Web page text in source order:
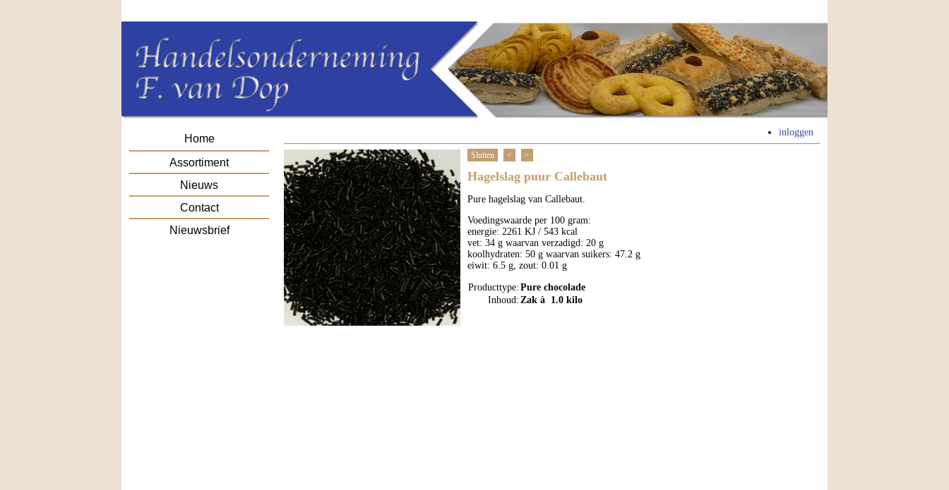
inloggen
Sluiten < >
Hagelslag puur Callebaut
Pure hagelslag van Callebaut.
Voedingswaarde per 100 gram:
energie: 2261 KJ / 543 kcal
vet: 34 g waarvan verzadigd: 20 g
koolhydraten: 50 g waarvan suikers: 47.2 g
eiwit: 6.5 g, zout: 0.01 g
Producttype: Pure chocolade
Inhoud: Zak à 1.0 kilo
Home
Assortiment
Nieuws
Contact
Nieuwsbrief